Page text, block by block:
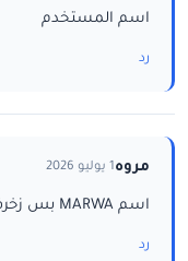
اسم المستخدم
رد
مروه1 يوليو 2026
اسم MARWA بس زخرفات اكثر
رد